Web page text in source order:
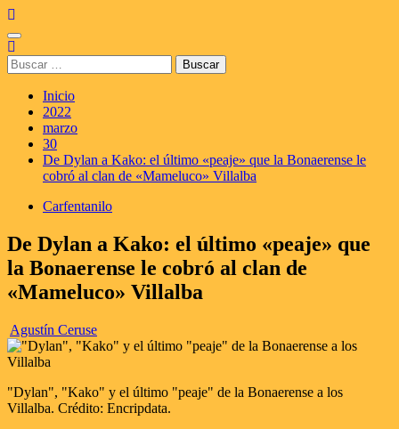
Saltar
al
contenido
Menú
principal
Buscar:
Inicio
2022
marzo
30
De Dylan a Kako: el último «peaje» que la Bonaerense le
cobró al clan de «Mameluco» Villalba
Carfentanilo
De Dylan a Kako: el último «peaje» que
la Bonaerense le cobró al clan de
«Mameluco» Villalba
Agustín Ceruse
"Dylan", "Kako" y el último "peaje" de la Bonaerense a los
Villalba. Crédito: Encripdata.